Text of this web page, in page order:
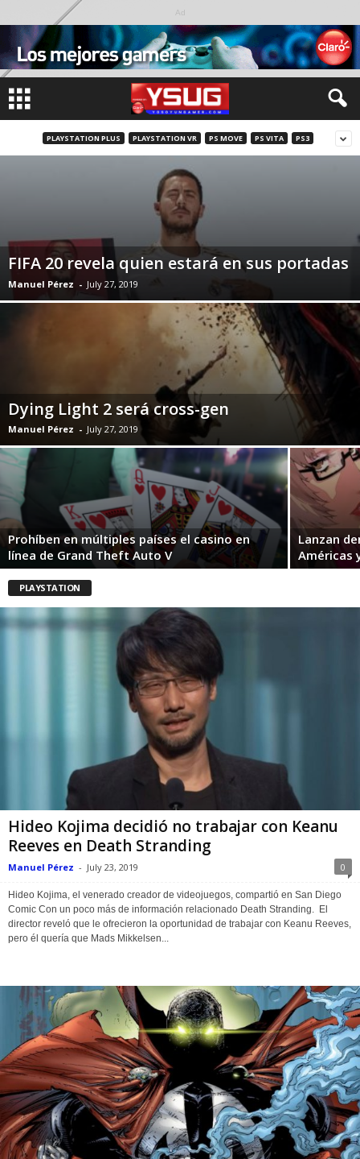
Ad
PLAYSTATION PLUS PLAYSTATION VR PS MOVE PS VITA PS3
FIFA 20 revela quien estará en sus portadas
Manuel Pérez - July 27, 2019
Dying Light 2 será cross-gen
Manuel Pérez - July 27, 2019
Prohíben en múltiples países el casino en
línea de Grand Theft Auto V
Lanzan
Américas
PLAYSTATION
Hideo Kojima decidió no trabajar con Keanu
Reeves en Death Stranding
Manuel Pérez - July 23, 2019 0
Hideo Kojima, el venerado creador de videojuegos, compartió en San Diego
Comic Con un poco más de información relacionado Death Stranding. El
director reveló que le ofrecieron la oportunidad de trabajar con Keanu Reeves,
pero él quería que Mads Mikkelsen...